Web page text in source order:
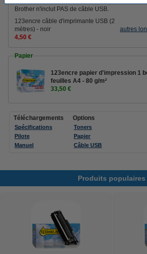
Brother n'inclut PAS de câble USB.
123encre câble d'imprimante USB (2
mètres) - noir
4,50 €
autres
Papier
123encre papier d'impression 1
feuilles A4 - 80 g/m²
33,50 €
Téléchargements
Spécifications
Pilote
Manuel
Options
Toners
Papier
Câble USB
Produits populaires